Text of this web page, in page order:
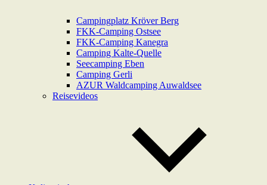
Campingplatz Kröver Berg
FKK-Camping Ostsee
FKK-Camping Kanegra
Camping Kalte-Quelle
Seecamping Eben
Camping Gerli
AZUR Waldcamping Auwaldsee
Reisevideos